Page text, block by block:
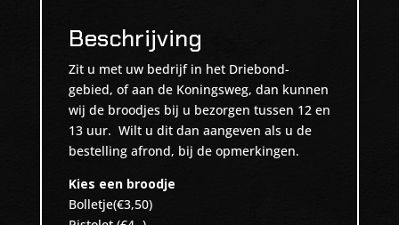
Beschrijving
Zit u met uw bedrijf in het Driebond-
gebied, of aan de Koningsweg, dan kunnen
wij de broodjes bij u bezorgen tussen 12 en
13 uur. Wilt u dit dan aangeven als u de
bestelling afrond, bij de opmerkingen.
Kies een broodje
Bolletje(€3,50)